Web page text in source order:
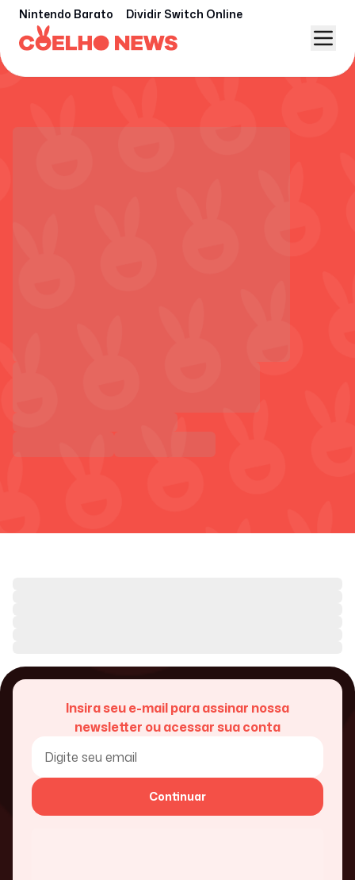
Nintendo Barato Dividir Switch Online
Insira seu e-mail para assinar nossa
newsletter ou acessar sua conta
Continuar